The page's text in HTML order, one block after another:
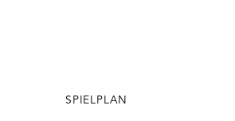
SPIELPLAN